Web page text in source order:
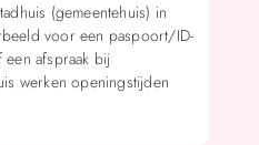
(gemeentehuis) in
voor een paspoort/ID-
afspraak bij
werken openingstijden